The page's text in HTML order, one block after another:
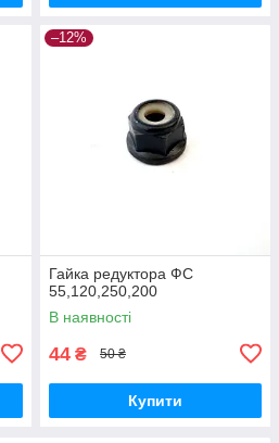
–12%
Гайка редуктора ФС
55,120,250,200
В наявності
44 ₴ 50 ₴
Купити